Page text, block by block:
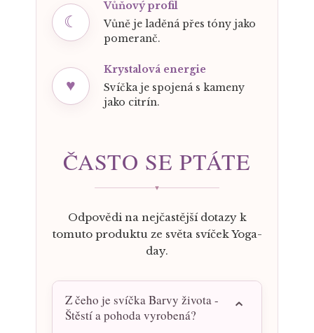
☾
Vůňový profil
Vůně je laděná přes tóny jako
pomeranč.
♥
Krystalová energie
Svíčka je spojená s kameny
jako citrín.
ČASTO SE PTÁTE
♥
Odpovědi na nejčastější dotazy k
tomuto produktu ze světa svíček Yoga-
day.
Z čeho je svíčka Barvy života -
Štěstí a pohoda vyrobená?